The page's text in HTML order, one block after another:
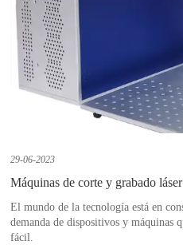
29-06-2023
Máquinas de corte y grabado
El mundo de la tecnología está en
demanda de dispositivos y máquinas
fácil.